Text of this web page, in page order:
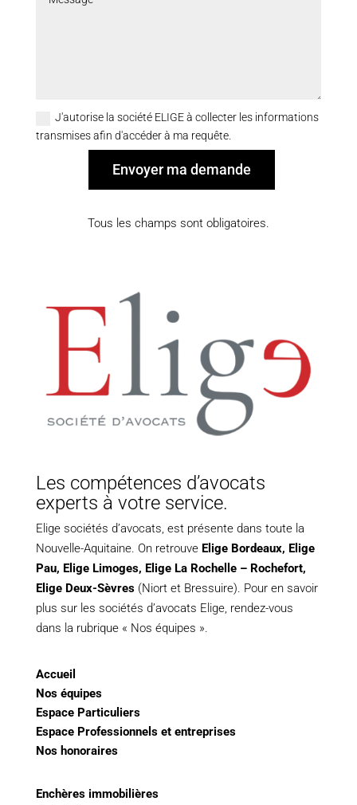
J'autorise la société ELIGE à collecter les informations
transmises afin d'accéder à ma requête.
Envoyer ma demande
Tous les champs sont obligatoires.
Les compétences d’avocats
experts à votre service.
Elige sociétés d’avocats, est présente dans toute la
Nouvelle-Aquitaine. On retrouve Elige Bordeaux, Elige
Pau, Elige Limoges, Elige La Rochelle – Rochefort,
Elige Deux-Sèvres(Niort et Bressuire). Pour en savoir
plus sur les sociétés d’avocats Elige, rendez-vous
dans la rubrique « Nos équipes ».
Accueil
Nos équipes
Espace Particuliers
Espace Professionnels et entreprises
Nos honoraires
Enchères immobilières